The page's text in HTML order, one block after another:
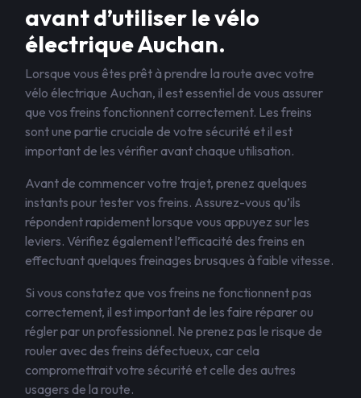
avant d’utiliser le vélo
électrique Auchan.
Lorsque vous êtes prêt à prendre la route avec votre
vélo électrique Auchan, il est essentiel de vous assurer
que vos freins fonctionnent correctement. Les freins
sont une partie cruciale de votre sécurité et il est
important de les vérifier avant chaque utilisation.
Avant de commencer votre trajet, prenez quelques
instants pour tester vos freins. Assurez-vous qu’ils
répondent rapidement lorsque vous appuyez sur les
leviers. Vérifiez également l’efficacité des freins en
effectuant quelques freinages brusques à faible vitesse.
Si vous constatez que vos freins ne fonctionnent pas
correctement, il est important de les faire réparer ou
régler par un professionnel. Ne prenez pas le risque de
rouler avec des freins défectueux, car cela
compromettrait votre sécurité et celle des autres
usagers de la route.